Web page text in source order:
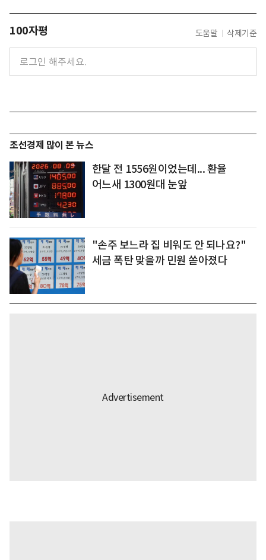
100자평 도움말 삭제기준
조선경제 많이 본 뉴스
한달 전 1556원이었는데... 환율
어느새 1300원대 눈앞
"손주 보느라 집 비워도 안 되나요?"
세금 폭탄 맞을까 민원 쏟아졌다